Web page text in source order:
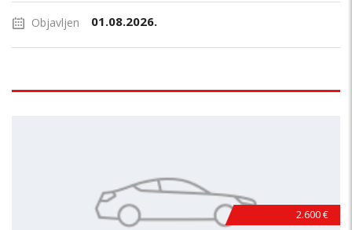
Objavljen 01.08.2026.
2.600 €